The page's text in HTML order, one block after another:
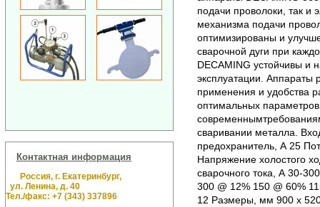
Контактная информация
Россия, г. Екатеринбург,
ул. Ленина, д. 40
Тел./факс: +7 (343) 337896
подачи проволоки, так и
механизма подачи
оптимизированы и
сварочной дуги при
DECAMING устойчивы и
эксплуатации. Аппараты
применения и удобства
оптимальных
сваривании металла.
предохранитель, А 25
Напряжение холостого
сварочного тока, А 30-
300 @ 12% 150 @ 60%
12 Размеры, мм 900 х